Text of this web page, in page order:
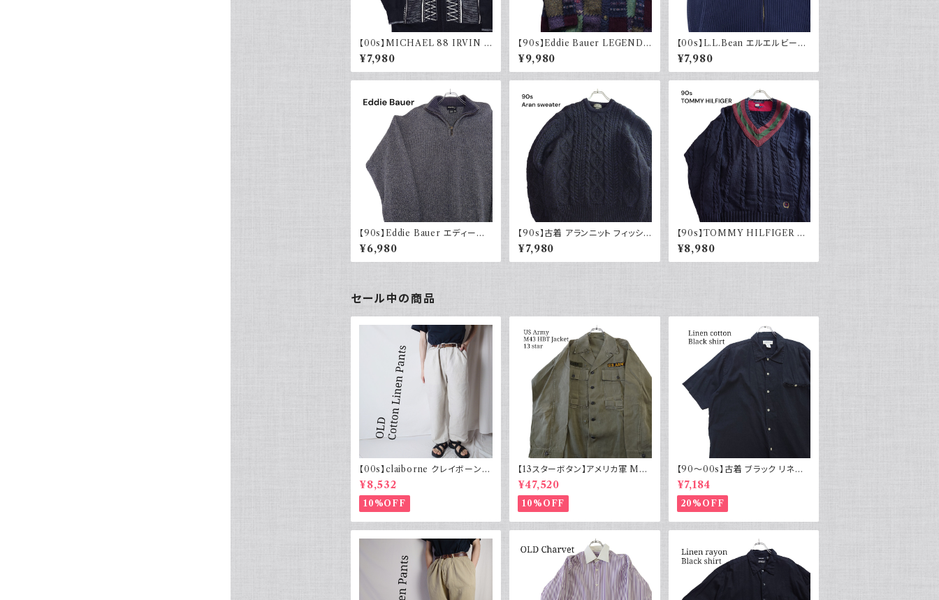
【00s】MICHAEL 88 IRVIN デ
ザインニット ジップアップ エルボ
ーパッチ 古着 レトロ モード アクリ
ル
¥7,980
【90s】Eddie Bauer LEGEND
エディーバウアー レジェンド 総柄
ニット カーディガン ウール レトロ
90年代
¥9,980
【00s】L.L.Bean エルエルビーン
ドライバーズニット リブ編み ネイ
ビー セーター コットンニット 古着
アウトドア
¥7,980
【90s】Eddie Bauer エディーバ
ウアー コットンニット ハーフジップ
USA製 グレー 90年代 古着
¥6,980
【90s】古着 アランニット フィッシャ
マンセーター ブラックネイビー 黒
紺 ウール 90年代 ヴィンテージ V
intage
¥7,980
【90s】TOMMY HILFIGER ト
ミーヒルフィガー オールドトミー
チルデンニット コットン セーター
ネイビー 刺繍 90年代
¥8,980
セール中の商品
【00s】claiborne クレイボーン リ
ネンコットンパンツ ツータック
¥8,532
10%OFF
【13スターボタン】アメリカ軍 M43
HBT ジャケット パッチ 軍物 実物
¥47,520
10%OFF
【90～00s】古着 ブラック リネン
コットンシャツ 黒 ボックスシルエッ
ト
¥7,184
20%OFF